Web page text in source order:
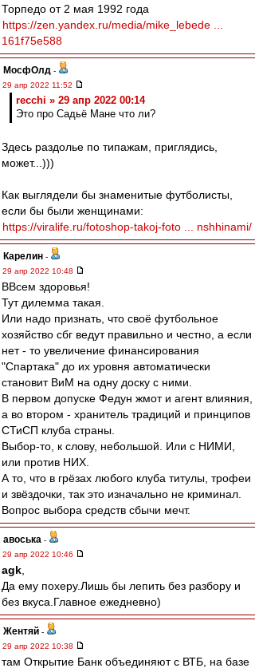
Торпедо от 2 мая 1992 года
https://zen.yandex.ru/media/mike_lebede ...
161f75e588
МосфОлд -
29 апр 2022 11:52
recchi » 29 апр 2022 00:14
Это про Садьё Мане что ли?
Здесь раздолье по типажам, приглядись,
может...)))
Как выглядели бы знаменитые футболисты,
если бы были женщинами:
https://viralife.ru/fotoshop-takoj-foto ... nshhinami/
Карелин -
29 апр 2022 10:48
ВВсем здоровья!
Тут дилемма такая.
Или надо признать, что своё футбольное
хозяйство сбг ведут правильно и честно, а если
нет - то увеличение финансирования
"Спартака" до их уровня автоматически
становит ВиМ на одну доску с ними.
В первом допуске Федун жмот и агент влияния,
а во втором - хранитель традиций и принципов
СТиСП клуба страны.
Выбор-то, к слову, небольшой. Или с НИМИ,
или против НИХ.
А то, что в грёзах любого клуба титулы, трофеи
и звёздочки, так это изначально не криминал.
Вопрос выбора средств сбычи мечт.
авоська -
29 апр 2022 10:46
agk
Да ему похеру.Лишь бы лепить без разбору и
без вкуса.Главное ежедневно)
Жентяй -
29 апр 2022 10:38
там Открытие Банк объединяют с ВТБ, на базе